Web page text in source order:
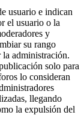
usuario e indican
el usuario o la
y
su rango
la administración.
solo para
lo consideran
llegando
la expulsión del